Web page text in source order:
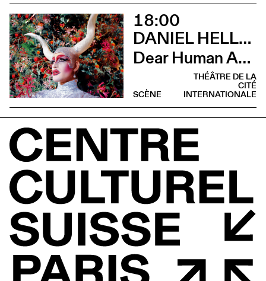
18:00
DANIEL HELLMANN
Dear Human Animals
THÉÂTRE DE LA
CITÉ
INTERNATIONALE
SCÈNE